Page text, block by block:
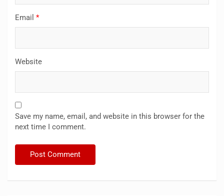
Email *
Website
Save my name, email, and website in this browser for the
next time I comment.